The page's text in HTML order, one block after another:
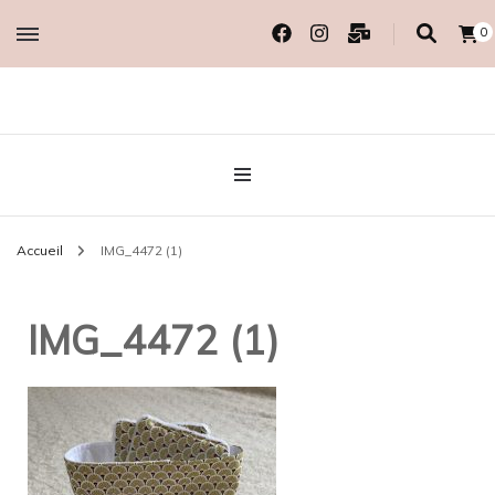
0
MADAME COTON
BIO
Accueil IMG_4472 (1)
IMG_4472 (1)